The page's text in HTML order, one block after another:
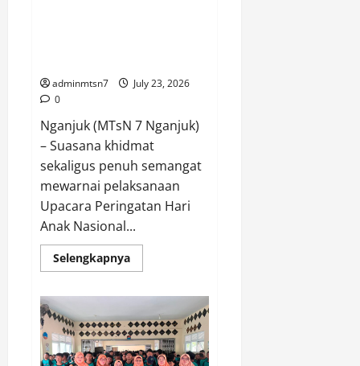
adminmtsn7
July 23, 2026
0
Nganjuk (MTsN 7 Nganjuk)
– Suasana khidmat
sekaligus penuh semangat
mewarnai pelaksanaan
Upacara Peringatan Hari
Anak Nasional...
SelengkapnyaRead
more
Hari
Anak
Nasional
2026,
MTsN
7